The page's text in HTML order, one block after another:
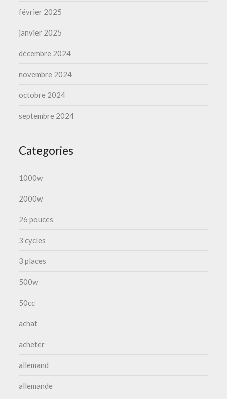
février 2025
janvier 2025
décembre 2024
novembre 2024
octobre 2024
septembre 2024
Categories
1000w
2000w
26 pouces
3 cycles
3 places
500w
50cc
achat
acheter
allemand
allemande